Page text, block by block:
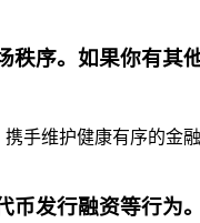
序。如果你有其
手维护健康有序的金
发行融资等行为